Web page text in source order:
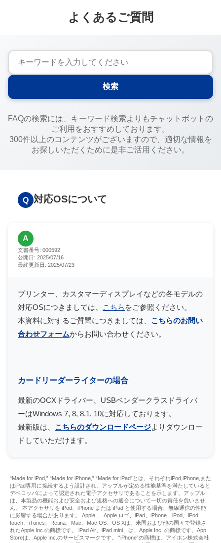
よくあるご質問
検索
FAQの検索には、キーワード検索よりもチャットボットの
ご利用をおすすめしております。
300件以上のコンテンツがございますので、適切な情報を
お探しいただくために是非ご活用ください。
Q 対応OSについて
A
文書番号: 000592
公開日: 2025/07/16
最終更新日: 2025/07/23
プリンター、カスタマーディスプレイなどの各モデルの
対応OSにつきましては、
こちら をご参照ください。
本資料に対するご質問につきましては、 こちらのお問い
合わせフォームからお問い合わせください。
カードリーダーライターの場合
最新のOCXドライバー、USBベンダークラスドライバ
ーはWindows 7, 8, 8.1, 10に対応しております。
最新版は、 こちらのダウンロードページよりダウンロー
ドしていただけます。
“Made for iPod,” “Made for iPhone,” “Made for iPad”とは、それぞれiPod,iPhone,また
はiPad専用に接続するよう設計され、アップルが定める性能基準を満たしていると
デベロッパによって認定された電子アクセサリであることを示します。アップル
は、本製品の機能および安全および規格への適合について一切の責任を負いませ
ん。 本アクセサリを iPod、iPhone または iPad と使用する場合、無線通信の性能
に影響する場合があります。 Apple 、 Apple ロゴ、iPad、iPhone、iPod、iPod
touch、iTunes、Retina、Mac、Mac OS、OS Xは、米国および他の国々で登録さ
れたApple Inc.の商標です。 iPad Air、iPad mini、は、Apple Inc. の商標です。App
Storeは、Apple Inc.のサービスマークです。 “iPhone”の商標は、アイホン株式会社